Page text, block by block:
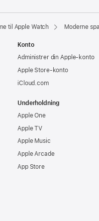
til Apple Watch Moderne
Konto
Administrer din Apple-konto
Apple Store-konto
iCloud.com
Underholdning
Apple One
Apple TV
Apple Music
Apple Arcade
App Store